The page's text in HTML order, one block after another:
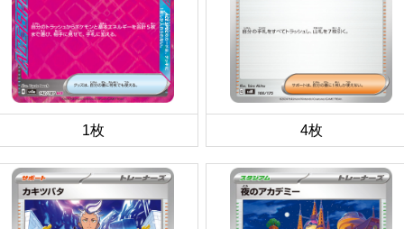
1枚 4枚